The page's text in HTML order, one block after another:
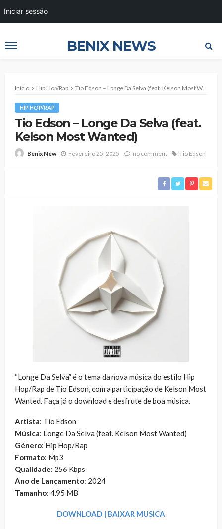
Iniciar sessão
BENIX NEWS
Início Hip Hop/Rap Tio Edson – Longe Da Selva (feat. Kelson Most Wanted)
HIP HOP/RAP
Tio Edson – Longe Da Selva (feat.
Kelson Most Wanted)
Benix New Fevereiro 25, 2025 no comment Tio Edson
“Longe Da Selva” é o tema da nova música do estilo Hip
Hop/Rap de Tio Edson, com a participação de Kelson Most
Wanted. Faça já o download e desfrute de boa música.
Artista: Tio Edson
Música: Longe Da Selva (feat. Kelson Most Wanted)
Género: Hip Hop/Rap
Formato: Mp3
Qualidade: 256 Kbps
Ano de Lançamento: 2024
Tamanho: 4.95 MB
DOWNLOAD | BAIXAR MUSICA